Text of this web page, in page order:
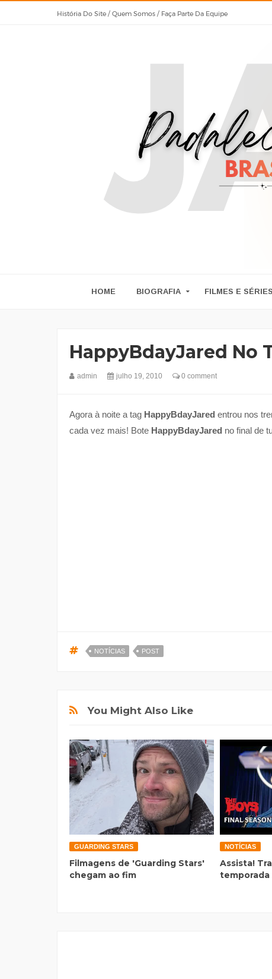
História Do Site / Quem Somos / Faça Parte Da Equipe
HOME BIOGRAFIA FILMES E SÉRIES
HappyBdayJared No
admin julho 19, 2010 0 comment
Agora à noite a tag HappyBdayJared entrou nos
cada vez mais! Bote HappyBdayJared no final de
NOTÍCIAS POST
You Might Also Like
GUARDING STARS
Filmagens de 'Guarding Stars'
chegam ao fim
NOTÍCIAS
Assista!
temporada